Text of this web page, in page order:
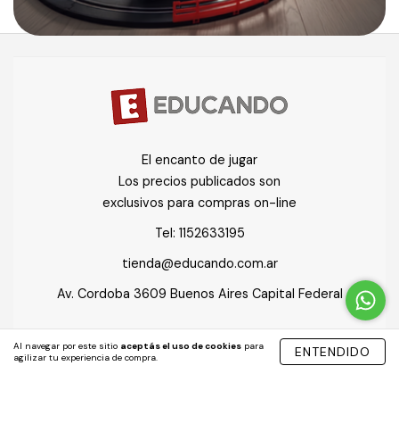
Al navegar por este sitio aceptás el uso de cookies para
agilizar tu experiencia de compra.
ENTENDIDO
El encanto de jugar
Los precios publicados son
exclusivos para compras on-line
Tel: 1152633195
tienda@educando.com.ar
Av. Cordoba 3609 Buenos Aires Capital Federal
Quick links